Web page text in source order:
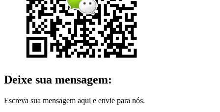
Deixe sua mensagem:
Escreva sua mensagem aqui e envie para nós.